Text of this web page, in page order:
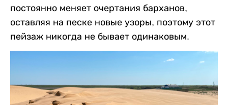
постоянно меняет очертания барханов,
оставляя на песке новые узоры, поэтому этот
пейзаж никогда не бывает одинаковым.